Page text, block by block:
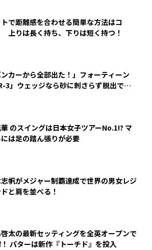
で距離感を合わせる簡単な方法はコ
上りは長く持ち、下りは短く持つ！
ンカーから全部出た！」フォーティーン
3」ウェッジなら砂に刺さらず脱出でき
のスイングは日本女子ツアーNo.1!? マ
は足の踏ん張りが必要
帆がメジャー制覇達成で世界の男女レジ
と肩を並べる！
太の最新セッティングを全英オープンで
パターは新作『トーチド』を投入